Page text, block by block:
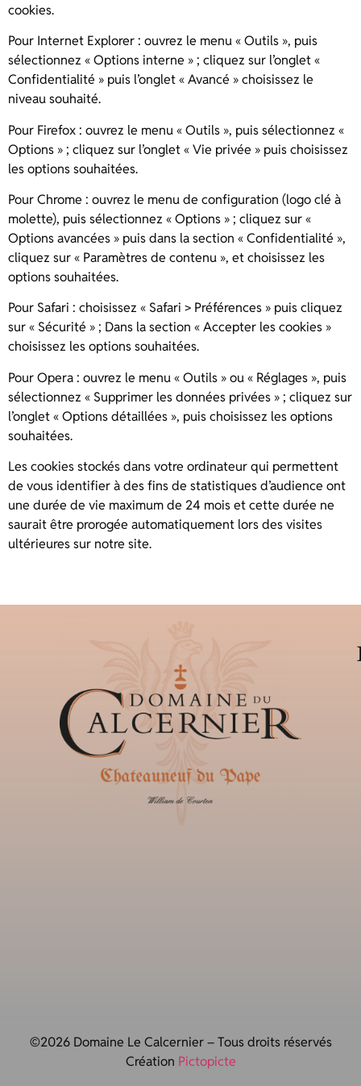
cookies.
Pour Internet Explorer : ouvrez le menu « Outils », puis
sélectionnez « Options interne » ; cliquez sur l’onglet «
Confidentialité » puis l’onglet « Avancé » choisissez le
niveau souhaité.
Pour Firefox : ouvrez le menu « Outils », puis sélectionnez «
Options » ; cliquez sur l’onglet « Vie privée » puis choisissez
les options souhaitées.
Pour Chrome : ouvrez le menu de configuration (logo clé à
molette), puis sélectionnez « Options » ; cliquez sur «
Options avancées » puis dans la section « Confidentialité »,
cliquez sur « Paramètres de contenu », et choisissez les
options souhaitées.
Pour Safari : choisissez « Safari > Préférences » puis cliquez
sur « Sécurité » ; Dans la section « Accepter les cookies »
choisissez les options souhaitées.
Pour Opera : ouvrez le menu « Outils » ou « Réglages », puis
sélectionnez « Supprimer les données privées » ; cliquez sur
l’onglet « Options détaillées », puis choisissez les options
souhaitées.
Les cookies stockés dans votre ordinateur qui permettent
de vous identifier à des fins de statistiques d’audience ont
une durée de vie maximum de 24 mois et cette durée ne
saurait être prorogée automatiquement lors des visites
ultérieures sur notre site.
©2026 Domaine Le Calcernier – Tous droits réservés
Création Pictopicte